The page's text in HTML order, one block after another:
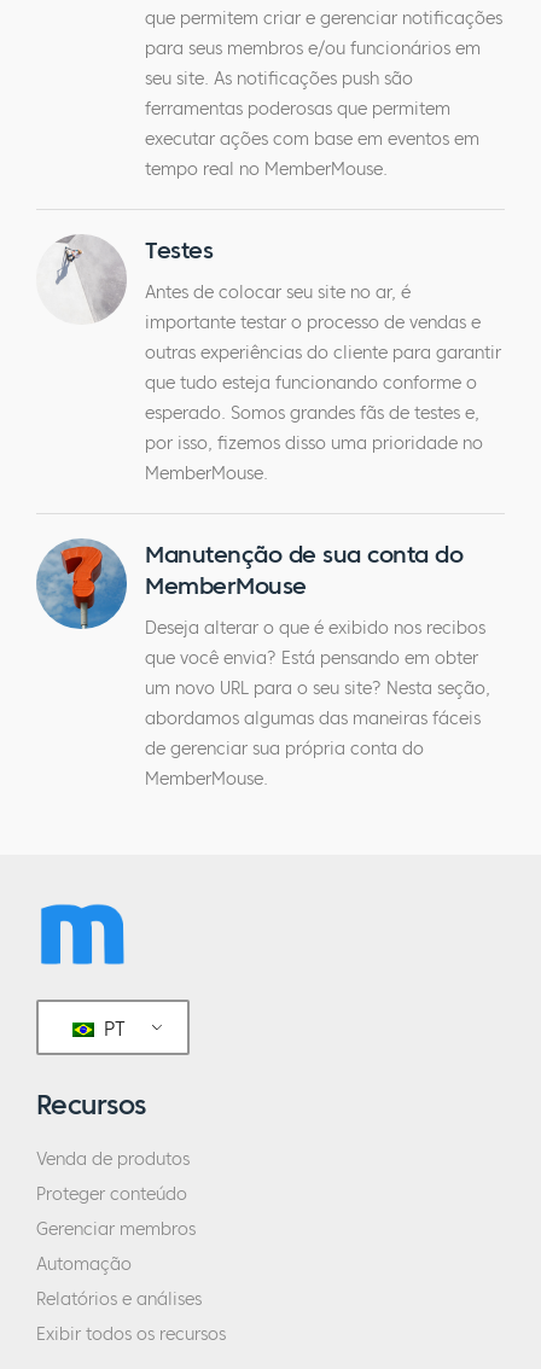
que permitem criar e gerenciar notificações
para seus membros e/ou funcionários em
seu site. As notificações push são
ferramentas poderosas que permitem
executar ações com base em eventos em
tempo real no MemberMouse.
Testes
Antes de colocar seu site no ar, é
importante testar o processo de vendas e
outras experiências do cliente para garantir
que tudo esteja funcionando conforme o
esperado. Somos grandes fãs de testes e,
por isso, fizemos disso uma prioridade no
MemberMouse.
Manutenção de sua conta do
MemberMouse
Deseja alterar o que é exibido nos recibos
que você envia? Está pensando em obter
um novo URL para o seu site? Nesta seção,
abordamos algumas das maneiras fáceis
de gerenciar sua própria conta do
MemberMouse.
PT
Recursos
Venda de produtos
Proteger conteúdo
Gerenciar membros
Automação
Relatórios e análises
Exibir todos os recursos